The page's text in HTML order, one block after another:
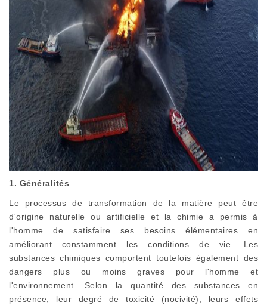
1. Généralités
Le processus de transformation de la matière peut être
d'origine naturelle ou artificielle et la chimie a permis à
l'homme de satisfaire ses besoins élémentaires en
améliorant constamment les conditions de vie. Les
substances chimiques comportent toutefois également des
dangers plus ou moins graves pour l'homme et
l'environnement. Selon la quantité des substances en
présence, leur degré de toxicité (nocivité), leurs effets